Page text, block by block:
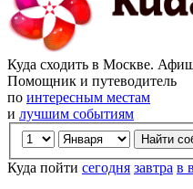
Куда сходить в Москве.
Помощник и путеводитель
по интересным местам
и лучшим событиям
Куда пойти сегодня завтра в